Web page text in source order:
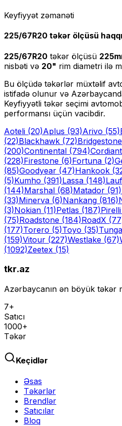
Keyfiyyət zəmanəti
225/67R20 təkər ölçüsü
225/67R20 təkər ölçüsü 225
nisbəti və 20" rim diametri ilə
Bu ölçüdə təkərlər müxtəlif
istifadə olunur və
Keyfiyyətli təkər seçimi
performansı üçün vacibdir.
Aoteli (20)Aplus (93)Arivo (55)
(22)Blackhawk (72)Bridgestone
(200)Continental (794)Cordiant
(228)Firestone (6)Fortuna (2)
(85)Goodyear (47)Hankook
(5)Kumho (391)Lassa (148)
(144)Marshal (68)Matador (91)
(33)Minerva (6)Nankang (816)
(3)Nokian (11)Petlas (187)Pirelli
(75)Roadstone (184)RoadX
(177)Torero (5)Toyo (35)Tunga
(159)Vitour (227)Westlake (67)
(1092)Zeetex (15)
tkr.az
Azərbaycanın ən böyük təkər
7+
Satıcı
1000+
Təkər
Keçidlər
Əsas
Təkərlər
Brendlər
Satıcılar
Bloq